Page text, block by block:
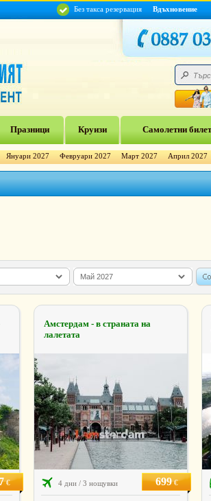
Без такса резервация Вдъхновение
Празници Круизи Самолетни
Януари 2027 Февруари 2027 Март 2027 Април 2027
€
Амстердам - в страната на
лалетата
4 дни / 3 нощувки 699€